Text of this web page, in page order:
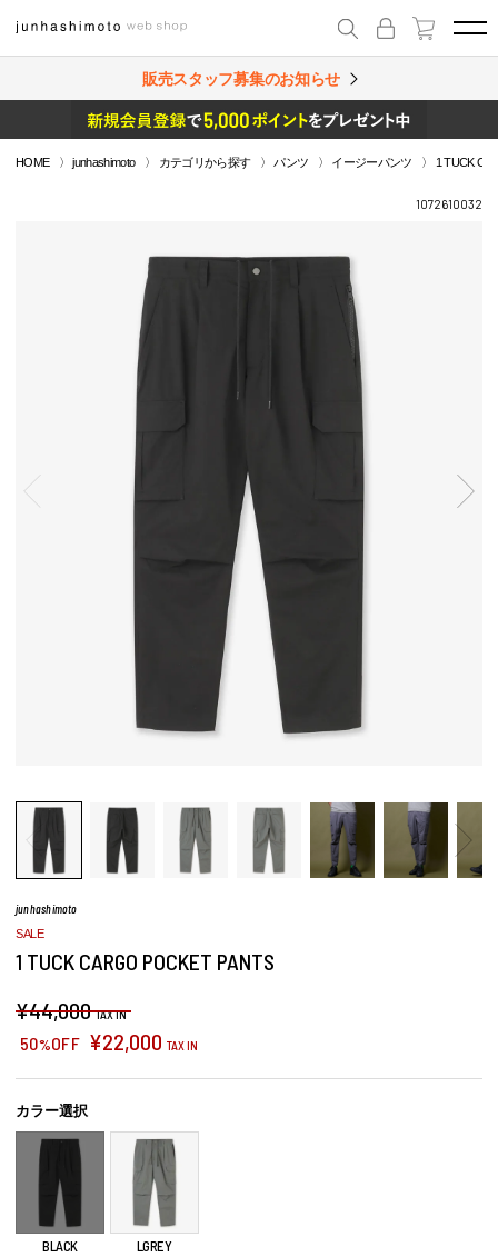
販売スタッフ募集のお知らせ
HOME junhashimoto カテゴリから探す パンツ イージーパンツ 1 TUCK
1072610032
junhashimoto
SALE
1 TUCK CARGO POCKET PANTS
¥44,000 TAX IN
50%OFF ¥22,000 TAX IN
カラー選択
BLACK LGREY